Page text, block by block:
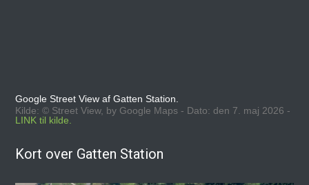
Google Street View af Gatten Station.
Kilde: © Street View, by Google Maps - Dato: den 7. maj 2026 -
LINK til kilde.
Kort over Gatten Station